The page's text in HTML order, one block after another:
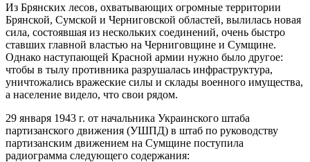
Из Брянских лесов, охватывающих огромные территории
Брянской, Сумской и Черниговской областей, вылилась новая
сила, состоявшая из нескольких соединений, очень быстро
ставших главной властью на Черниговщине и Сумщине.
Однако наступающей Красной армии нужно было другое:
чтобы в тылу противника разрушалась инфраструктура,
уничтожались вражеские силы и склады военного имущества,
а население видело, что свои рядом.
29 января 1943 г. от начальника Украинского штаба
партизанского движения (УШПД) в штаб по руководству
партизанским движением на Сумщине поступила
радиограмма следующего содержания: